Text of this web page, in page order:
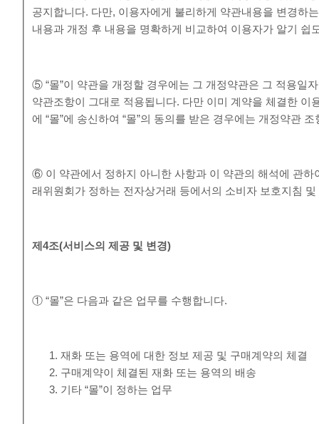
공지합니다. 다만, 이용자에게 불리하게 약관내용을 변경하
내용과 개정 후 내용을 명확하게 비교하여 이용자가 알기 쉽
⑤ “몰”이 약관을 개정할 경우에는 그 개정약관은 그 적용일
약관조항이 그대로 적용됩니다. 다만 이미 계약을 체결한
에 “몰”에 송신하여 “몰”의 동의를 받은 경우에는 개정약관
⑥ 이 약관에서 정하지 아니한 사항과 이 약관의 해석에 관
래위원회가 정하는 전자상거래 등에서의 소비자 보호지침
제4조(서비스의 제공 및 변경)
① “몰”은 다음과 같은 업무를 수행합니다.
재화 또는 용역에 대한 정보 제공 및 구매계약의 체결
구매계약이 체결된 재화 또는 용역의 배송
기타 “몰”이 정하는 업무